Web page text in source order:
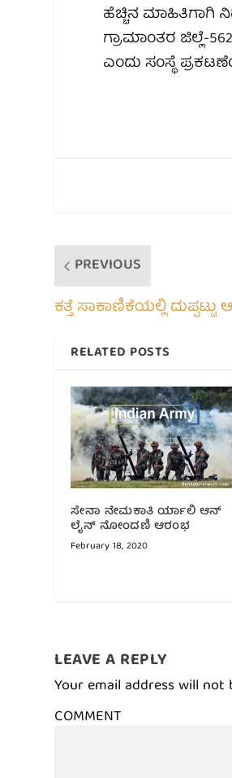
ಹೆಚ್ಚಿನ ಮಾಹಿತಿಗಾಗಿ
ಗ್ರಾಮಾಂತರ ಜಿಲ್ಲೆ-
ಎಂದು ಸಂಸ್ಥೆ
PREVIOUS
ಕತ್ತೆ ಸಾಕಾಣಿಕೆಯಲ್ಲಿ
RELATED POSTS
ಸೇನಾ ನೇಮಕಾತಿ ರ್ಯಾಲಿ ಆನ್
ಲೈನ್ ನೋಂದಣಿ ಆರಂಭ
February 18, 2020
LEAVE A REPLY
Your email address will not
COMMENT